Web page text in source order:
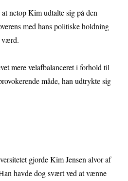
netop Kim udtalte sig på den
med hans politiske holdning
værd.
mere velafbalanceret i forhold til
måde, han udtrykte sig
gjorde Kim Jensen alvor af
havde dog svært ved at vænne